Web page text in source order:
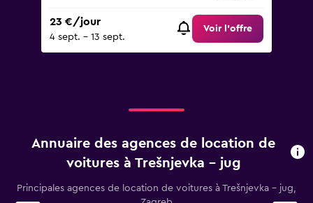
23 €/jour
4 sept. - 13 sept.
Voir l’offre
Annuaire des agences de location de
voitures à Trešnjevka – jug
Principales agences de location de voitures à Trešnjevka – jug,